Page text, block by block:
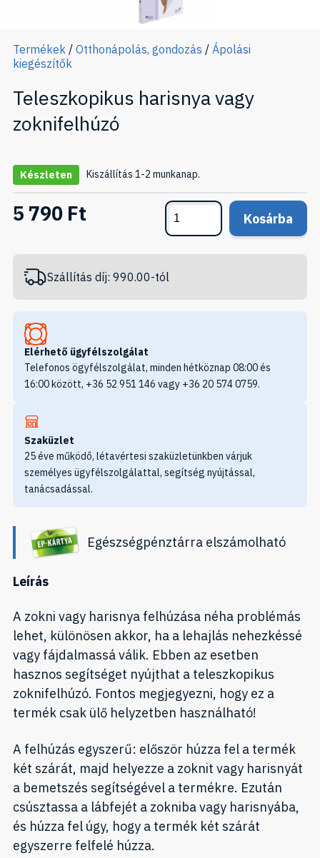
Termékek / Otthonápolás, gondozás / Ápolási
kiegészítők
Teleszkopikus harisnya vagy
zoknifelhúzó
Készleten Kiszállítás 1-2 munkanap.
5 790 Ft Kosárba
Szállítás díj: 990.00-tól
Elérhető ügyfélszolgálat
Telefonos ögyfélszolgálat, minden hétköznap 08:00 és
16:00 között, +36 52 951 146 vagy +36 20 574 0759.
Szaküzlet
25 éve működő, létavértesi szaküzletünkben várjuk
személyes ügyfélszolgálattal, segítség nyújtással,
tanácsadással.
Egészségpénztárra elszámolható
Leírás
A zokni vagy harisnya felhúzása néha problémás
lehet, különösen akkor, ha a lehajlás nehezkéssé
vagy fájdalmassá válik. Ebben az esetben
hasznos segítséget nyújthat a teleszkopikus
zoknifelhúzó. Fontos megjegyezni, hogy ez a
termék csak ülő helyzetben használható!
A felhúzás egyszerű: először húzza fel a termék
két szárát, majd helyezze a zoknit vagy harisnyát
a bemetszés segítségével a termékre. Ezután
csúsztassa a lábfejét a zokniba vagy harisnyába,
és húzza fel úgy, hogy a termék két szárát
egyszerre felfelé húzza.